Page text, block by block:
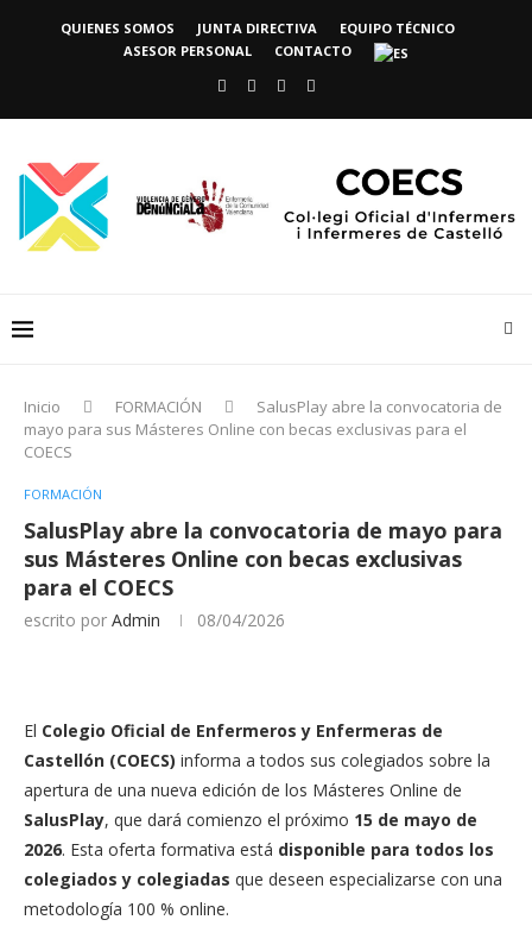
QUIENES SOMOS JUNTA DIRECTIVA
EQUIPO TÉCNICO
ASESOR PERSONAL
CONTACTO
Inicio FORMACIÓN
SalusPlay abre la convocatoria de
mayo para sus Másteres Online con becas exclusivas para el
COECS
FORMACIÓN
SalusPlay abre la convocatoria de mayo para
sus Másteres Online con becas exclusivas
para el COECS
escrito por Admin 08/04/2026
El Colegio Oficial de Enfermeros y Enfermeras de
Castellón (COECS) informa a todos sus colegiados sobre la
apertura de una nueva edición de los Másteres Online de
SalusPlay, que dará comienzo el próximo 15 de mayo de
2026. Esta oferta formativa está disponible para todos los
colegiados y colegiadas que deseen especializarse con una
metodología 100 % online.